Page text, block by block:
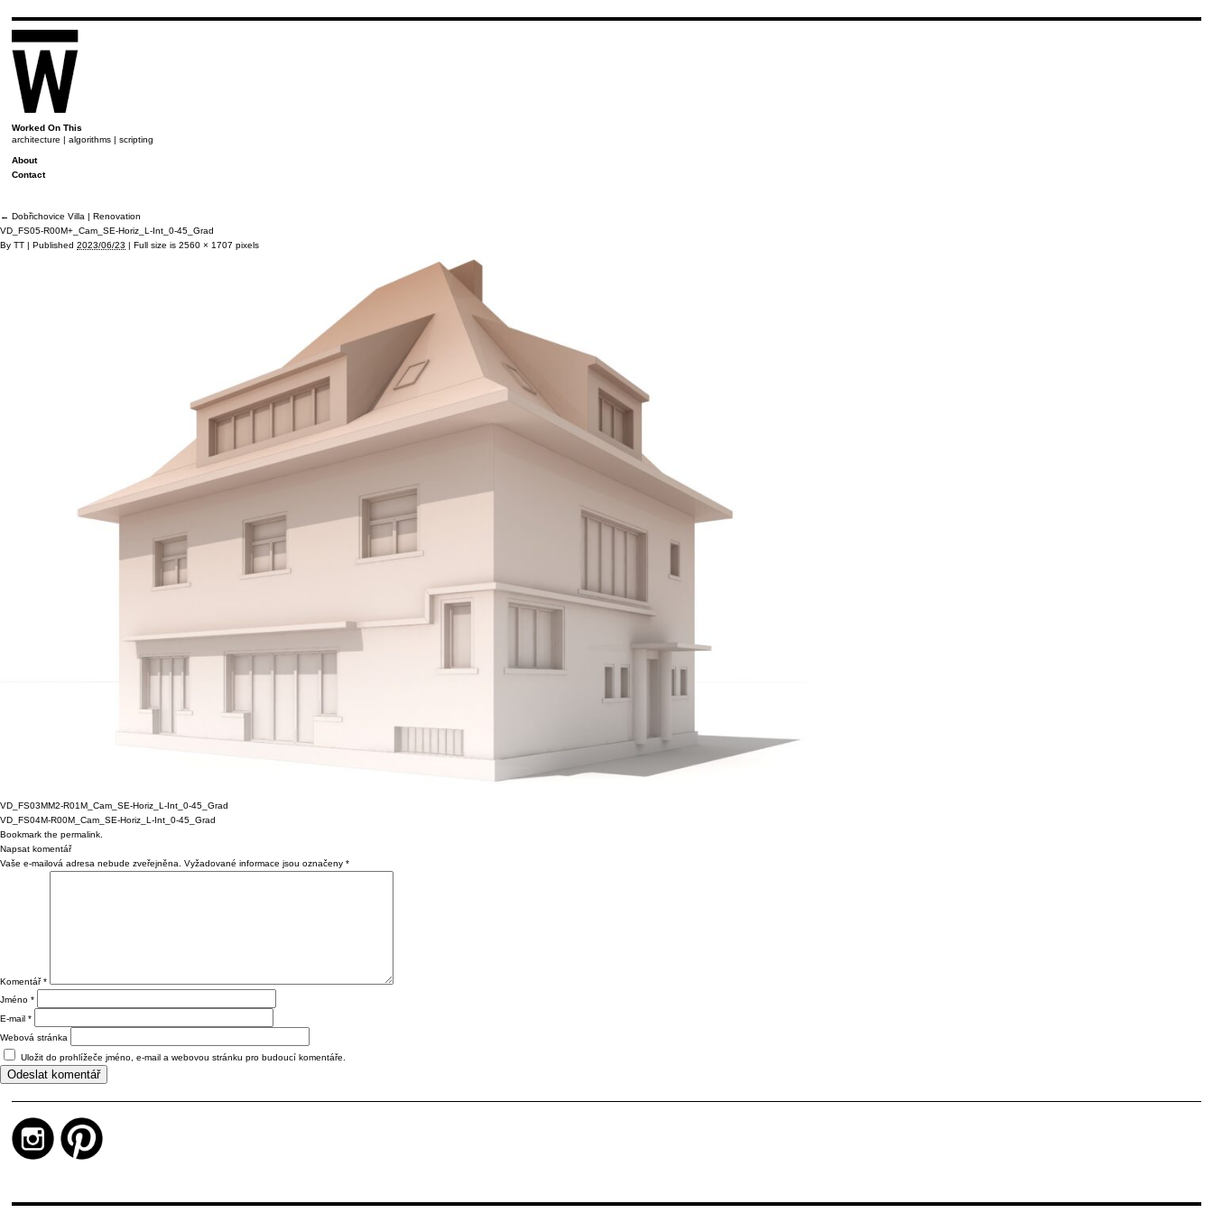
Worked On This
architecture | algorithms | scripting
About
Contact
← Dobřichovice Villa | Renovation
VD_FS05-R00M+_Cam_SE-Horiz_L-Int_0-45_Grad
By TT | Published 2023/06/23 | Full size is 2560 × 1707 pixels
VD_FS03MM2-R01M_Cam_SE-Horiz_L-Int_0-45_Grad
VD_FS04M-R00M_Cam_SE-Horiz_L-Int_0-45_Grad
Bookmark the permalink
Napsat komentář
Vaše e-mailová adresa nebude zveřejněna.
Vyžadované informace jsou označeny *
Komentář*
Jméno *
E-mail *
Webová stránka
Uložit do prohlížeče jméno, e-mail a webovou stránku pro budoucí komentáře.